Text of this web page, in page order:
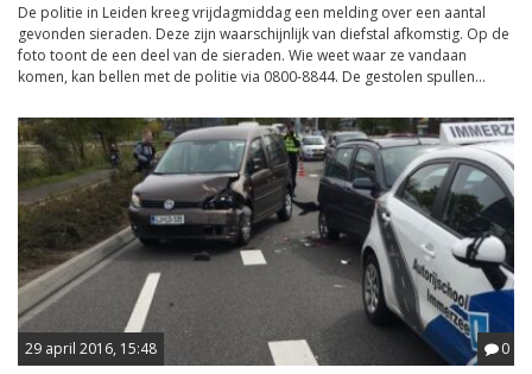
De politie in Leiden kreeg vrijdagmiddag een melding over een aantal
gevonden sieraden. Deze zijn waarschijnlijk van diefstal afkomstig. Op de
foto toont de een deel van de sieraden. Wie weet waar ze vandaan
komen, kan bellen met de politie via 0800-8844. De gestolen spullen...
29 april 2016, 15:48 0